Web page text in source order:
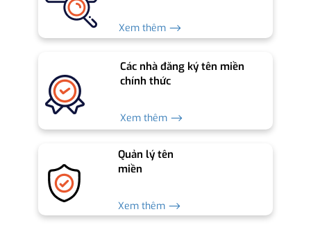
Xem thêm ⟶
Các nhà đăng ký tên miền
chính thức
Xem thêm ⟶
Quản lý tên
miền
Xem thêm ⟶